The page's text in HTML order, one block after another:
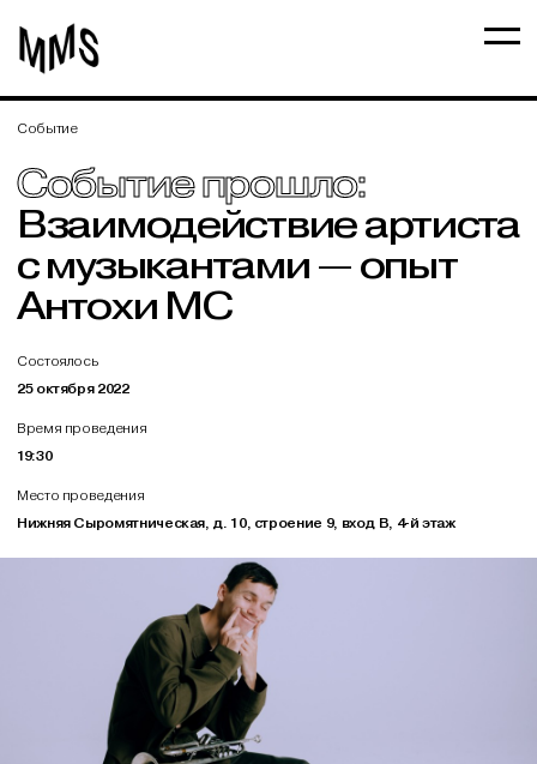
Событие
Событие прошло:
Взаимодействие артиста
с музыкантами — опыт
Антохи МС
Состоялось
25 октября 2022
Время проведения
19:30
Место проведения
Нижняя Сыромятническая, д. 10, строение 9, вход В, 4-й этаж